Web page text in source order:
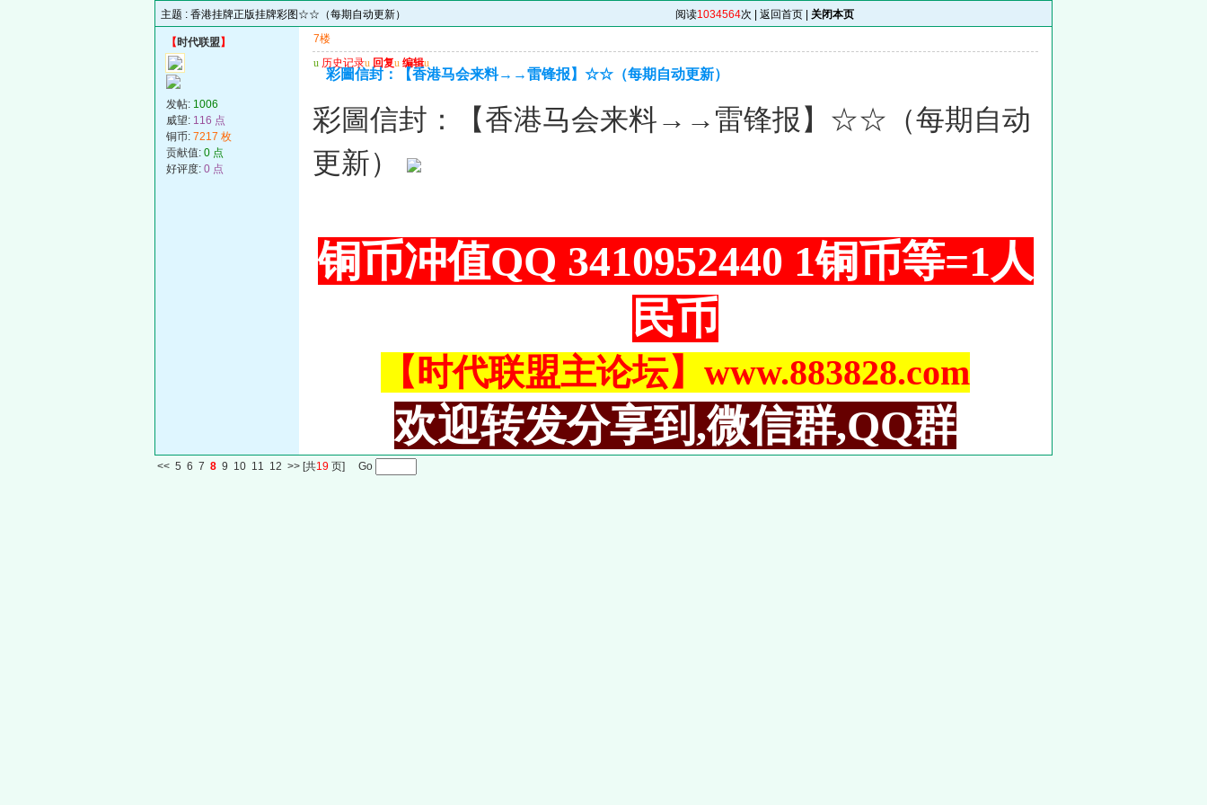
主题 : 香港挂牌正版挂牌彩图☆☆（每期自动更新） 阅读1034564次 | 返回首页 关闭本页
【时代联盟 】
发帖: 1006
威望: 116 点
铜币: 7217 枚
贡献值: 0 点
好评度: 0 点
7楼
u 历史记录u 回复u 编辑u
彩圖信封：【香港马会来料→→雷锋报】☆☆（每期自动更新）
彩圖信封：【香港马会来料→→雷锋报】☆☆（每期自动
更新）
铜币冲值QQ 3410952440 1铜币等=1人
民币
【时代联盟主论坛】www.883828.com
欢迎转发分享到,微信群,QQ群
<< 5 6 7 8 9 10 11 12 >> [共19 页] Go